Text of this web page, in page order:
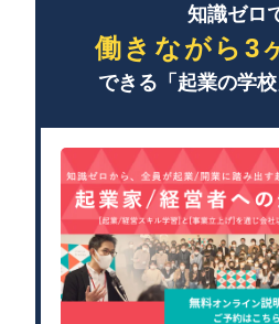
知識ゼロ
働きながら3
できる「起業の学